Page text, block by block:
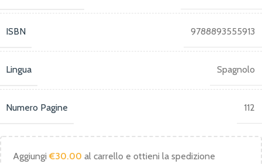
ISBN 9788893555913
Lingua Spagnolo
Numero Pagine 112
Aggiungi€30.00 al carrello e ottieni la spedizione